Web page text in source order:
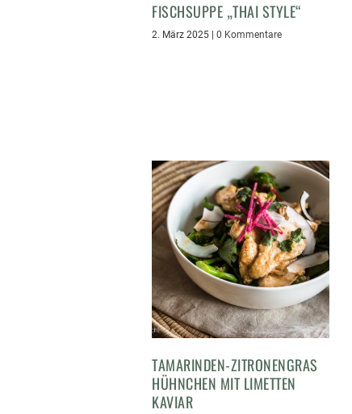
FISCHSUPPE „THAI STYLE“
2. März 2025 |0 Kommentare
TAMARINDEN-ZITRONENGRAS
HÜHNCHEN MIT LIMETTEN
KAVIAR